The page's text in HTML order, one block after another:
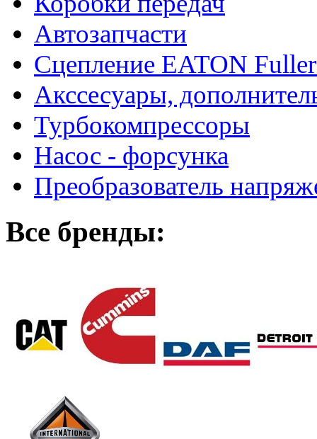
Автозапчасти
Сцепление EATON
Акссесуары,
Турбокомпрессоры
Насос - форсунка
Преобразователь
Все бренды: